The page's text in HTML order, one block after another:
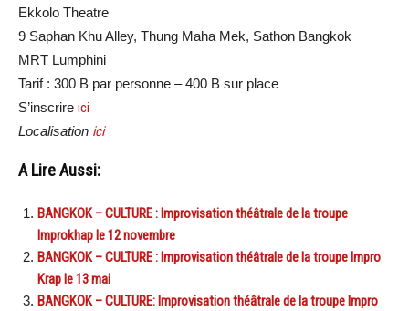
Ekkolo Theatre
9 Saphan Khu Alley, Thung Maha Mek, Sathon Bangkok
MRT Lumphini
Tarif : 300 B par personne – 400 B sur place
S’inscrire ici
Localisation ici
A Lire Aussi:
BANGKOK – CULTURE : Improvisation théâtrale de la troupe
Improkhap le 12 novembre
BANGKOK – CULTURE : Improvisation théâtrale de la troupe Impro
Krap le 13 mai
BANGKOK – CULTURE: Improvisation théâtrale de la troupe Impro